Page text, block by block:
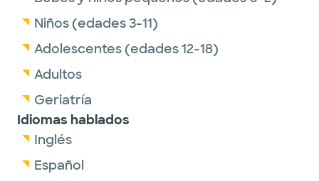
Niños (edades 3-11)
Adolescentes (edades 12-18)
Adultos
Geriatría
Idiomas hablados
Inglés
Español